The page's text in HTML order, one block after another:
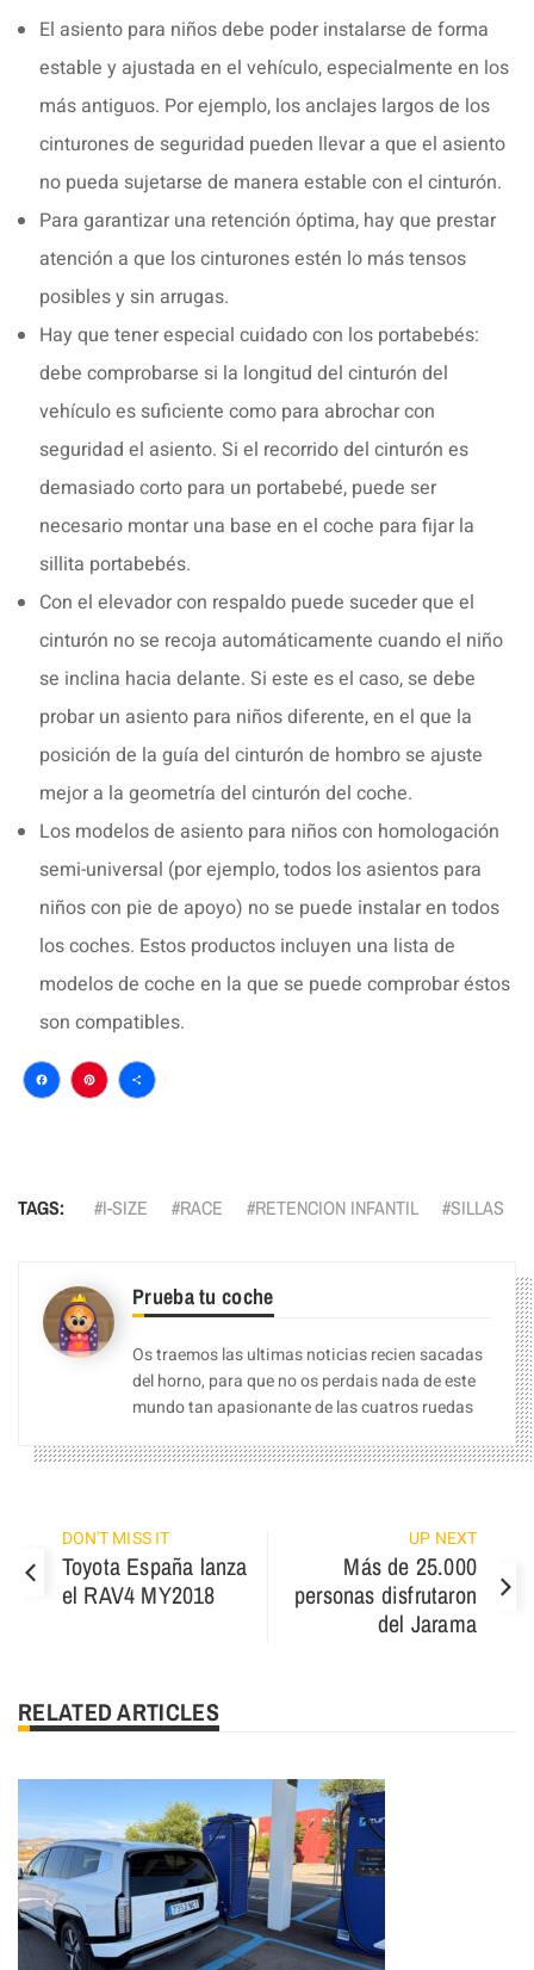
El asiento para niños debe poder instalarse de forma
estable y ajustada en el vehículo, especialmente en los
más antiguos. Por ejemplo, los anclajes largos de los
cinturones de seguridad pueden llevar a que el asiento
no pueda sujetarse de manera estable con el cinturón.
Para garantizar una retención óptima, hay que prestar
atención a que los cinturones estén lo más tensos
posibles y sin arrugas.
Hay que tener especial cuidado con los portabebés:
debe comprobarse si la longitud del cinturón del
vehículo es suficiente como para abrochar con
seguridad el asiento. Si el recorrido del cinturón es
demasiado corto para un portabebé, puede ser
necesario montar una base en el coche para fijar la
sillita portabebés.
Con el elevador con respaldo puede suceder que el
cinturón no se recoja automáticamente cuando el niño
se inclina hacia delante. Si este es el caso, se debe
probar un asiento para niños diferente, en el que la
posición de la guía del cinturón de hombro se ajuste
mejor a la geometría del cinturón del coche.
Los modelos de asiento para niños con homologación
semi-universal (por ejemplo, todos los asientos para
niños con pie de apoyo) no se puede instalar en todos
los coches. Estos productos incluyen una lista de
modelos de coche en la que se puede comprobar éstos
son compatibles.
Facebook
Pinterest
Compartir
TAGS: I-SIZE RACE RETENCION INFANTIL SILLAS
Prueba tu coche
Os traemos las ultimas noticias recien sacadas
del horno, para que no os perdais nada de este
mundo tan apasionante de las cuatros ruedas
DON'T MISS IT
Toyota España lanza
el RAV4 MY2018
UP NEXT
Más de 25.000
personas disfrutaron
del Jarama
RELATED ARTICLES